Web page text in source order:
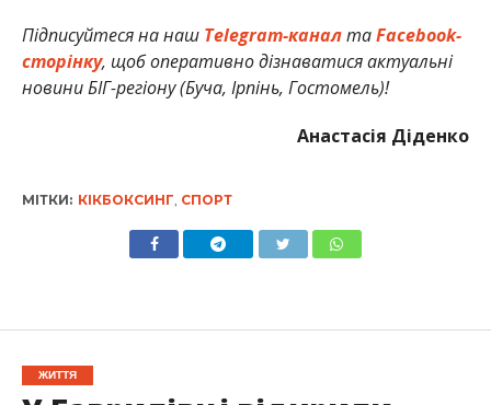
Підписуйтеся на наш Telegram-каналтаFacebook-
сторінку, щоб оперативно дізнаватися актуальні
новини БІГ-регіону (Буча, Ірпінь, Гостомель)!
Анастасія Діденко
МІТКИ: КІКБОКСИНГ СПОРТ
ЖИТТЯ